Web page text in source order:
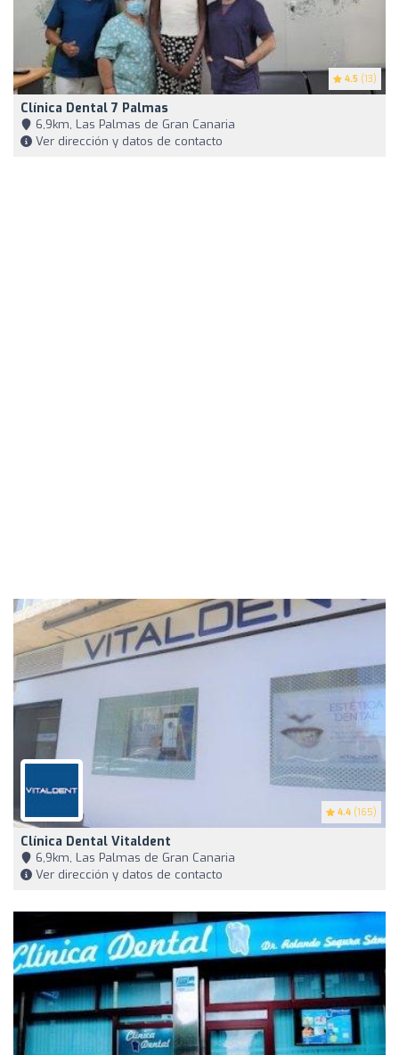
4.5 (13)
Clínica Dental 7 Palmas
6,9km, Las Palmas de Gran Canaria
Ver dirección y datos de contacto
4.4 (165)
Clínica Dental Vitaldent
6,9km, Las Palmas de Gran Canaria
Ver dirección y datos de contacto